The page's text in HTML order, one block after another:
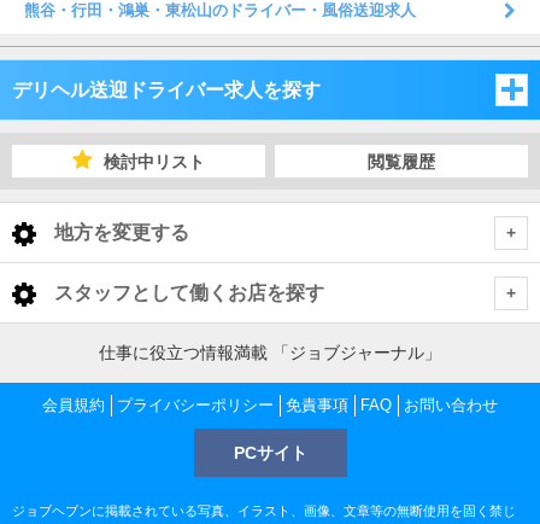
熊谷・行田・鴻巣・東松山のドライバー・風俗送迎求人
デリヘル送迎ドライバー求人を探す
埼玉県
さいたま市・中央地域 デリヘル送迎ドライバー
大宮・さいたま・浦和 デリヘル送迎ドライバー
越谷・東部地域
越谷・東部地域 デリヘル送迎ドライバー
熊谷・北部地域
千葉市
千葉市 デリヘル送迎ドライバー
栄町 デリヘル送迎ドライバー
船橋・市川・浦安 デリヘル送迎ドライバー
松戸・柏
茨城県 デリヘル送迎ドライバー
土浦・取手・つくば・石岡
土浦・取手・つくば・石岡 デリヘル送迎ドライバー
水戸・笠間
栃木県 デリヘル送迎ドライバー
宇都宮・鹿沼
群馬県 デリヘル送迎ドライバー
検討中リスト 閲覧履歴
地方を変更する
< 全国トップ
北海道 男性高収入
東北 男性高収入
南関東 男性高収入
甲信越 男性高収入
北関東 男性高収入
スタッフとして働くお店を探す
東京都
東京 男性高収入
新宿 男性高収入
神奈川県
関内 男性高収入
仕事に役立つ情報満載 「ジョブジャーナル」
会員規約 プライバシーポリシー 免責事項 FAQ お問い合わせ
PCサイト
ジョブヘブンに掲載されている写真、イラスト、画像、文章等の無断使用を固く禁じ